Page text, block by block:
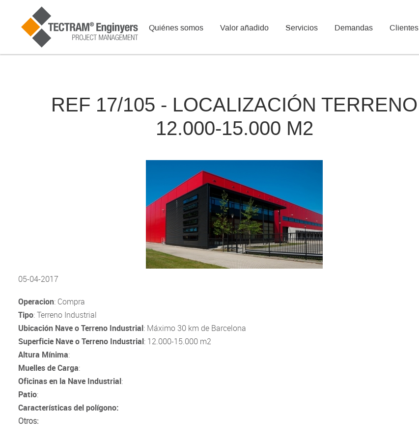
Quiénes somos Valor añadido Servicios Demandas Clientes
REF 17/105 - LOCALIZACIÓN TERRENO
12.000-15.000 M2
05-04-2017
Operacion: Compra
Tipo: Terreno Industrial
Ubicación Nave o Terreno Industrial: Máximo 30 km de Barcelona
Superficie Nave o Terreno Industrial: 12.000-15.000 m2
Altura Mínima:
Muelles de Carga:
Oficinas en la Nave Industrial:
Patio:
Características del polígono:
Otros: